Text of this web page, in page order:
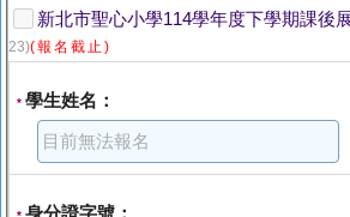
新北市聖心小學114學年度下學期課後
23)(報名截止)
* 學生姓名：